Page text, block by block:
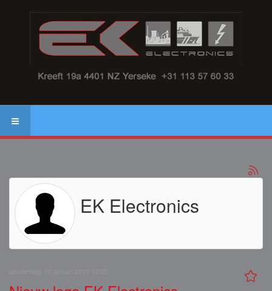
EK Electronics